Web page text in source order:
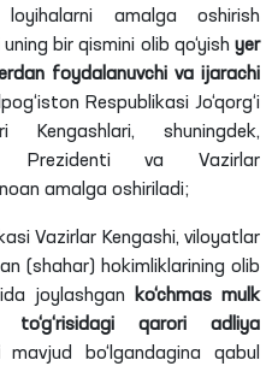
amalga oshirish
bir qismini olib qo‘yish yer
foydalanuvchi va ijarachi
Respublikasi Jo‘qorg‘i
Kengashlari, shuningdek,
Prezidenti va Vazirlar
amalga oshiriladi;
Vazirlar Kengashi, viloyatlar
(shahar) hokimliklarining olib
joylashgan
ko‘chmas mulk
qarori adliya
mavjud bo‘lgandagina qabul